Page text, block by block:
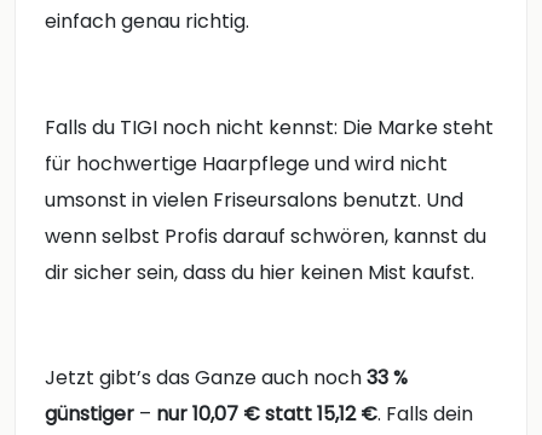
einfach genau richtig.
Falls du TIGI noch nicht kennst: Die Marke steht
für hochwertige Haarpflege und wird nicht
umsonst in vielen Friseursalons benutzt. Und
wenn selbst Profis darauf schwören, kannst du
dir sicher sein, dass du hier keinen Mist kaufst.
Jetzt gibt’s das Ganze auch noch33 %
günstiger – nur 10,07 € statt 15,12 €. Falls dein